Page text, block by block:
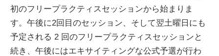
初のフリープラクティスセッションから始まりま
す。午後に2回目のセッション、そして翌土曜日にも
予定される 2 回のフリープラクティスセッションと
続き、午後にはエキサイティングな公式予選が行わ